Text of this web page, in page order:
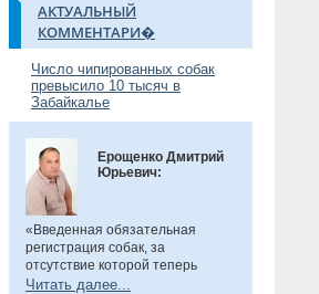
АКТУАЛЬНЫЙ
КОММЕНТАРИ�
Число чипированных собак
превысило 10 тысяч в
Забайкалье
Ерощенко Дмитрий
Юрьевич:
«Введенная обязательная
регистрация собак, за
отсутствие которой теперь
предусмотрен штраф. Эта мера
Читать далее...